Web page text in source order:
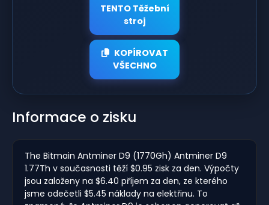
TENTO Těžební
stroj
KOPÍROVAT
VŠECHNO
Informace o zisku
The Bitmain Antminer D9 (1770Gh) Antminer D9
1.77Th v současnosti těží $0.95 zisk za den. Výpočty
jsou založeny na $6.40 příjem za den, ze kterého
jsme odečetli $5.45 náklady na elektřinu. To